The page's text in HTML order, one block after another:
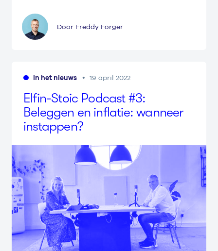
Door Freddy Forger
In het nieuws 19 april 2022
Elfin-Stoic Podcast #3:
Beleggen en inflatie: wanneer
instappen?